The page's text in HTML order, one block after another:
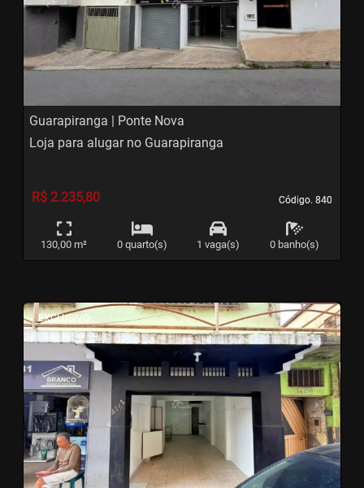
‹
Previous
›
Next
Guarapiranga | Ponte Nova
Código. 840
Código. 840
Loja para alugar no Guarapiranga
R$ 2.235,80
130,00 m² 0 quarto(s) 1 vaga(s) 0 banho(s)
EXCLUSIVO
<<<<
‹
Previous
›
Next